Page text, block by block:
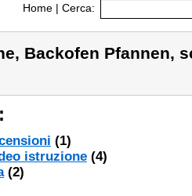
Home | Cerca:
Backofen Pfannen,
(1)
istruzione (4)
(2)